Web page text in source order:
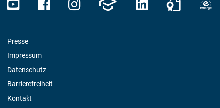
Presse
Impressum
Datenschutz
Barrierefreiheit
Kontakt